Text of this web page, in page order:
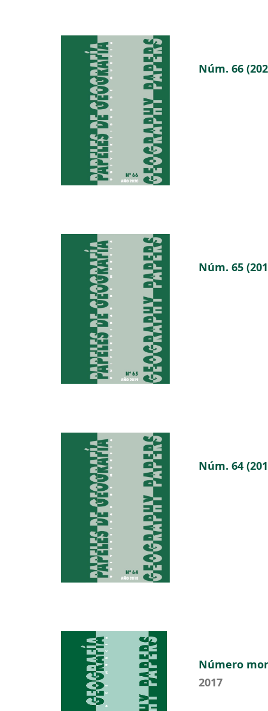
Núm. 66
Núm. 65
Núm. 64
Número
2017